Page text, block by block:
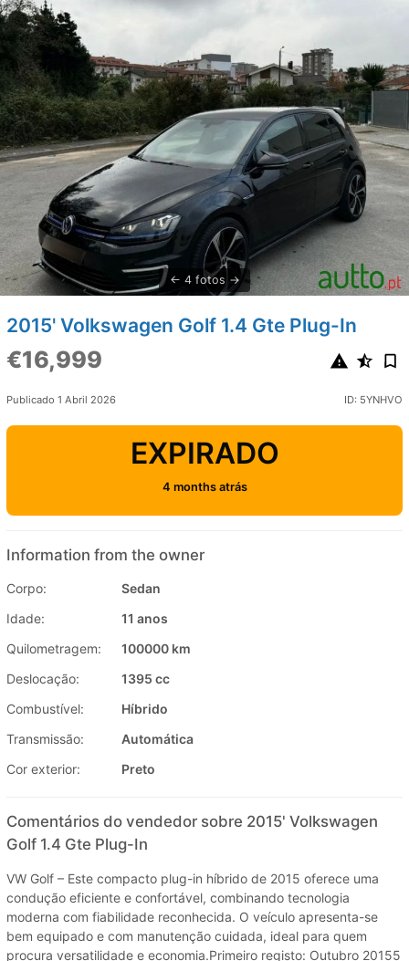
4 fotos
2015' Volkswagen Golf 1.4 Gte Plug-In
€16,999
Publicado 1 Abril 2026 ID: 5YNHVO
EXPIRADO
4 months atrás
Information from the owner
Corpo:
Sedan
Idade:
11 anos
Quilometragem:
100000 km
Deslocação:
1395 cc
Combustível:
Híbrido
Transmissão:
Automática
Cor exterior:
Preto
Comentários do vendedor sobre 2015' Volkswagen
Golf 1.4 Gte Plug-In
VW Golf – Este compacto plug-in híbrido de 2015 oferece uma
condução eficiente e confortável, combinando tecnologia
moderna com fiabilidade reconhecida. O veículo apresenta-se
bem equipado e com manutenção cuidada, ideal para quem
procura versatilidade e economia.Primeiro registo: Outubro 20155